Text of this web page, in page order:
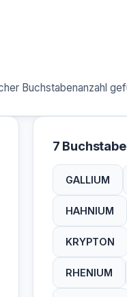
Buchstabenanzahl
7
GALLIUM
HAHNIUM
KRYPTON
RHENIUM